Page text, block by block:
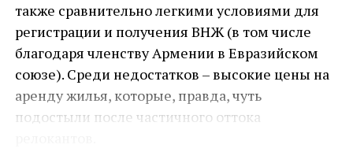
также сравнительно легкими условиями для
регистрации и получения ВНЖ (в том числе
благодаря членству Армении в Евразийском
союзе). Среди недостатков – высокие цены на
аренду жилья, которые, правда, чуть
подостыли после частичного оттока